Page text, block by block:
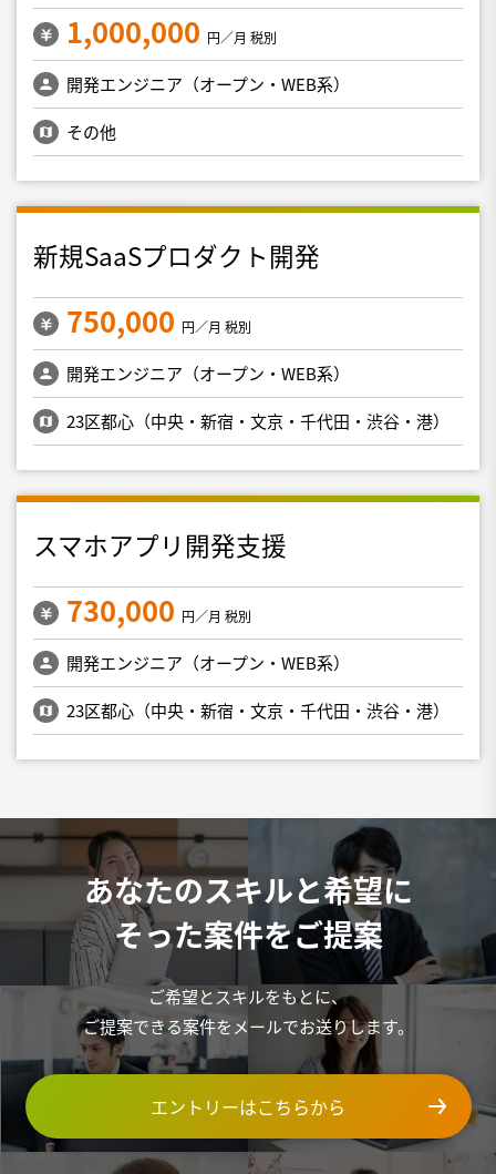
1,000,000 円／月 税別
開発エンジニア（オープン・WEB系）
その他
新規SaaSプロダクト開発
750,000 円／月 税別
開発エンジニア（オープン・WEB系）
23区都心（中央・新宿・文京・千代田・渋谷・港）
スマホアプリ開発支援
730,000 円／月 税別
開発エンジニア（オープン・WEB系）
23区都心（中央・新宿・文京・千代田・渋谷・港）
あなたのスキルと希望に
そった案件をご提案
ご希望とスキルをもとに、
ご提案できる案件をメールでお送りします。
エントリーはこちらから